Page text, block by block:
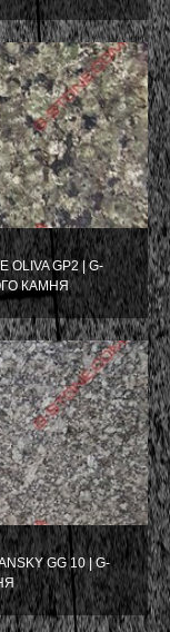
GP2 | G-
КАМНЯ
GG 10 | G-